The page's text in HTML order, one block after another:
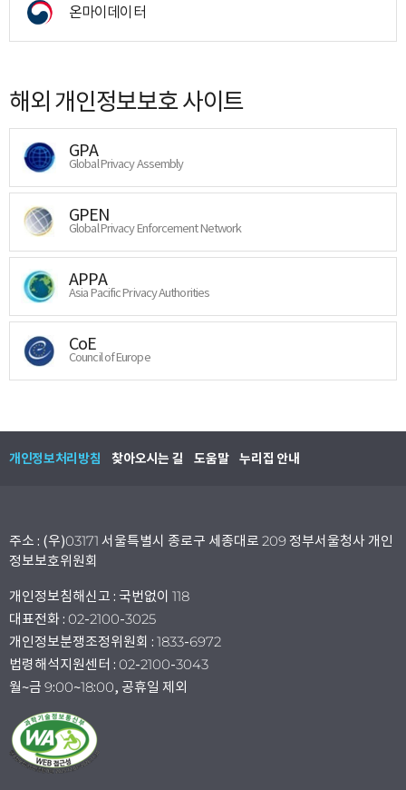
온마이데이터
해외 개인정보보호 사이트
GPA
Global Privacy Assembly
GPEN
Global Privacy Enforcement Network
APPA
Asia Pacific Privacy Authorities
CoE
Council of Europe
개인정보처리방침 찾아오시는 길 도움말 누리집 안내
주소 : (우)03171 서울특별시 종로구 세종대로 209 정부서울청사 개인
정보보호위원회
개인정보침해신고 : 국번없이 118
대표전화 : 02-2100-3025
개인정보분쟁조정위원회 : 1833-6972
법령해석지원센터 : 02-2100-3043
월~금 9:00~18:00, 공휴일 제외